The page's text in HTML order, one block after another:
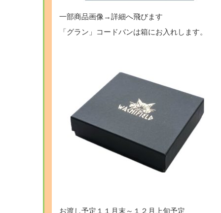
一部商品画像→詳細へ飛びます
「グラン」コードバンは箱にお入れします。
お渡し予定１１月末～１２月上旬予定